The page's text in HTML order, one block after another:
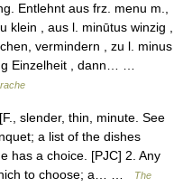
Entlehnt aus frz. menu m.,
klein , aus l. minūtus winzig ,
vermindern , zu l. minus
Einzelheit , dann… …
slender, thin, minute. See
a list of the dishes
has a choice. [PJC] 2. Any
to choose; a… …
The